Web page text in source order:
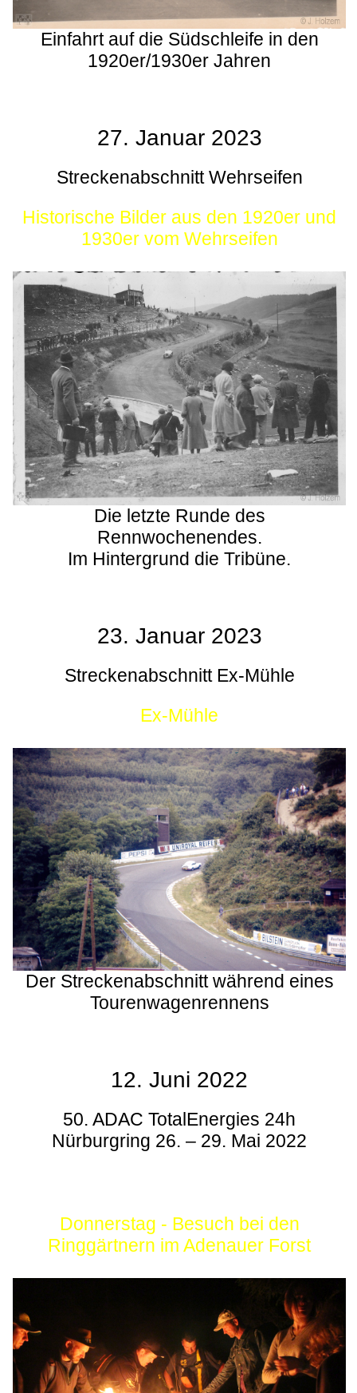
Einfahrt auf die Südschleife in den
1920er/1930er Jahren
27. Januar 2023
Streckenabschnitt Wehrseifen
Historische Bilder aus den 1920er und
1930er vom Wehrseifen
Die letzte Runde des
Rennwochenendes.
Im Hintergrund die Tribüne.
23. Januar 2023
Streckenabschnitt Ex-Mühle
Ex-Mühle
Der Streckenabschnitt während eines
Tourenwagenrennens
12. Juni 2022
50. ADAC TotalEnergies 24h
Nürburgring 26. – 29. Mai 2022
Donnerstag - Besuch bei den
Ringgärtnern im Adenauer Forst